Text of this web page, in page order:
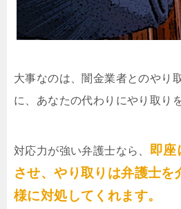
大事なのは、闇金業者とのやり
に、あなたの代わりにやり取り
対応力が強い弁護士なら、 即座
させ、やり取りは弁護士を
様に対処してくれます。